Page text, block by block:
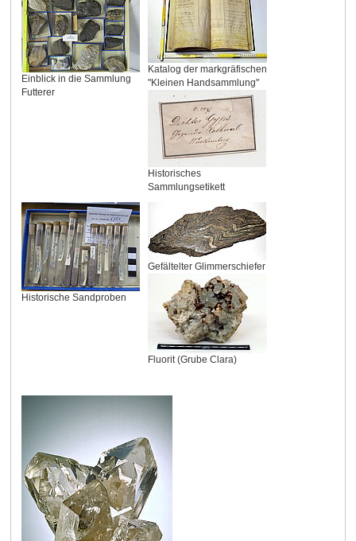
Einblick in die Sammlung
Futterer
Katalog der markgräfischen
"Kleinen Handsammlung"
Historisches
Sammlungsetikett
Historische Sandproben
Gefältelter Glimmerschiefer
Fluorit (Grube Clara)